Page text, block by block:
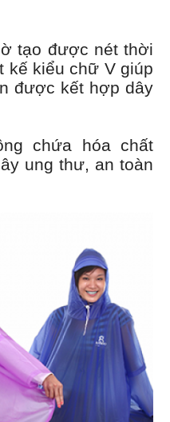
tạo được nét thời
kế kiểu chữ V giúp
được kết hợp dây
chứa hóa chất
ung thư, an toàn